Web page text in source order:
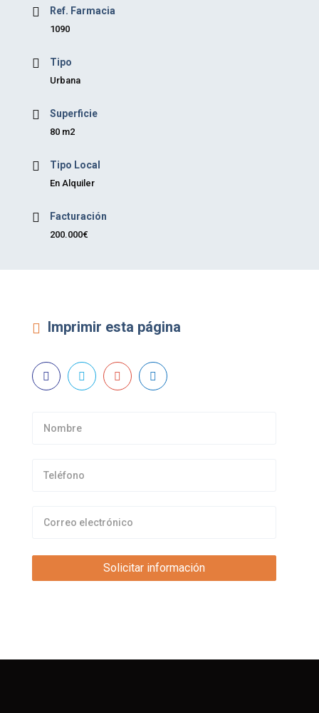
Ref. Farmacia
1090
Tipo
Urbana
Superficie
80 m2
Tipo Local
En Alquiler
Facturación
200.000€
Imprimir esta página
   
Nombre
Teléfono
email